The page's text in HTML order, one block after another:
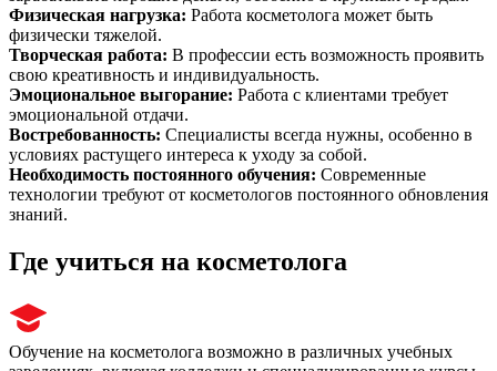
Физическая нагрузка: Работа косметолога может быть
физически тяжелой.
Творческая работа: В профессии есть возможность проявить
свою креативность и индивидуальность.
Эмоциональное выгорание: Работа с клиентами требует
эмоциональной отдачи.
Востребованность: Специалисты всегда нужны, особенно в
условиях растущего интереса к уходу за собой.
Необходимость постоянного обучения: Современные
технологии требуют от косметологов постоянного обновления
знаний.
Где учиться на косметолога
Обучение на косметолога возможно в различных учебных